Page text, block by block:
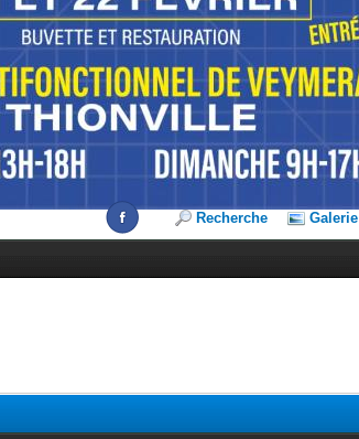
Recherche Galerie